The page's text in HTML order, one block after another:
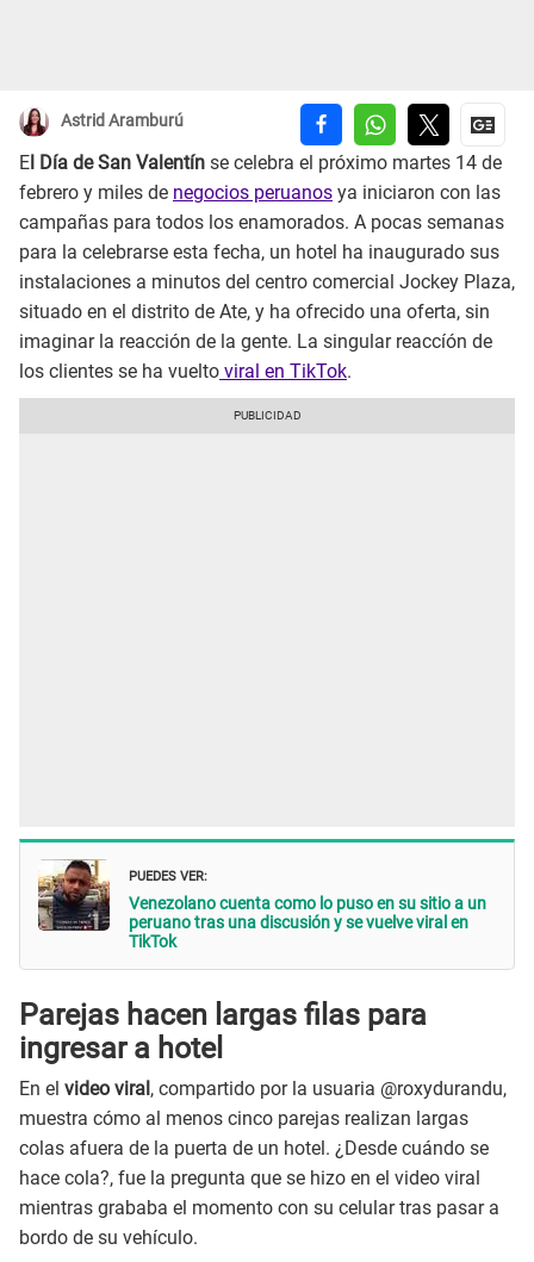
Astrid Aramburú
E l Día de San Valentín se celebra el próximo martes 14 de
febrero y miles de negocios peruanos ya iniciaron con las
campañas para todos los enamorados. A pocas semanas
para la celebrarse esta fecha, un hotel ha inaugurado sus
instalaciones a minutos del centro comercial Jockey Plaza,
situado en el distrito de Ate, y ha ofrecido una oferta, sin
imaginar la reacción de la gente. La singular reaccíón de
los clientes se ha vuelto viral en TikTok.
PUEDES VER:
Venezolano cuenta como lo puso en su sitio a un
peruano tras una discusión y se vuelve viral en
TikTok
Parejas hacen largas filas para
ingresar a hotel
En el video viral, compartido por la usuaria @roxydurandu,
muestra cómo al menos cinco parejas realizan largas
colas afuera de la puerta de un hotel. ¿Desde cuándo se
hace cola?, fue la pregunta que se hizo en el video viral
mientras grababa el momento con su celular tras pasar a
bordo de su vehículo.